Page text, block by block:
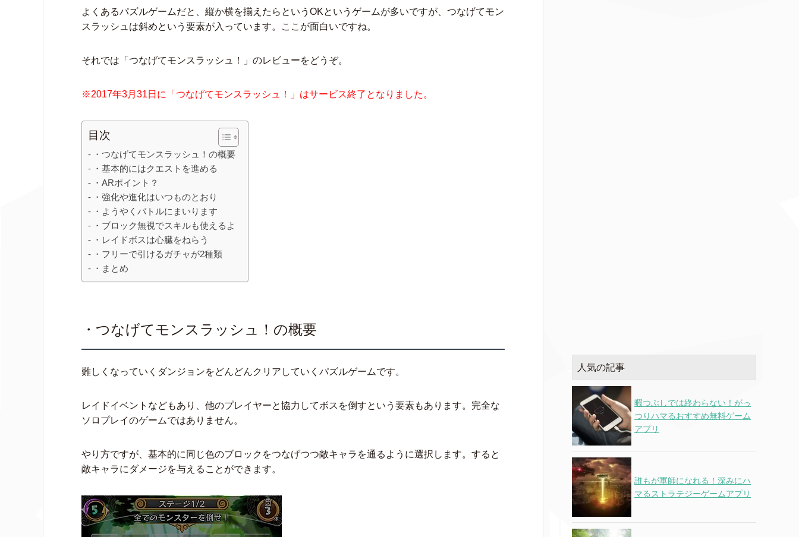
よくあるパズルゲームだと、縦か横を揃えたらというOKというゲームが多いですが、つなげてモン
スラッシュは斜めという要素が入っています。ここが面白いですね。
それでは「つなげてモンスラッシュ！」のレビューをどうぞ。
※2017年3月31日に「つなげてモンスラッシュ！」はサービス終了となりました。
目次
・つなげてモンスラッシュ！の概要
・基本的にはクエストを進める
・ARポイント？
・強化や進化はいつものとおり
・ようやくバトルにまいります
・ブロック無視でスキルも使えるよ
・レイドボスは心臓をねらう
・フリーで引けるガチャが2種類
・まとめ
・つなげてモンスラッシュ！の概要
難しくなっていくダンジョンをどんどんクリアしていくパズルゲームです。
レイドイベントなどもあり、他のプレイヤーと協力してボスを倒すという要素もあります。完全な
ソロプレイのゲームではありません。
やり方ですが、基本的に同じ色のブロックをつなげつつ敵キャラを通るように選択します。すると
敵キャラにダメージを与えることができます。
人気の記事
暇つぶしでは終わらない！がっ
つりハマるおすすめ無料ゲーム
アプリ
誰もが軍師になれる！深みにハ
マるストラテジーゲームアプリ